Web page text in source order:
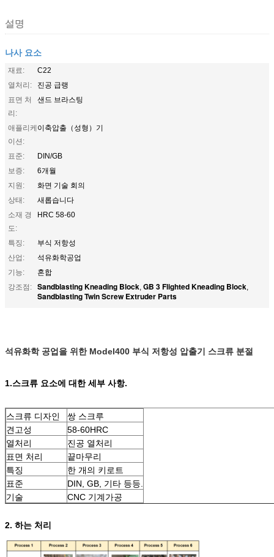
설명
나사 요소
재료:
C22
열처리:
진공 급랭
표면 처
리:
샌드 브라스팅
애플리케
이션:
이축압출（성형）기
표준:
DIN/GB
보증:
6개월
지원:
화면 기술 회의
상태:
새롭습니다
소재 경
도:
HRC 58-60
특징:
부식 저항성
산업:
석유화학공업
기능:
혼합
강조점:
Sandblasting Kneading Block, GB 3 Flighted Kneading Block,
Sandblasting Twin Screw Extruder Parts
석유화학 공업을 위한 Model400 부식 저항성 압출기 스크류 분절
1.스크류 요소에 대한 세부 사항.
스크류 디자인
쌍 스크루
견고성
58-60HRC
열처리
진공 열처리
표면 처리
끝마무리
특징
한 개의 키로트
표준
DIN, GB, 기타 등등.
기술
CNC 기계가공
2. 하는 처리